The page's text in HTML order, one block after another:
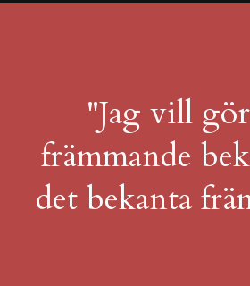
"Jag vill
främmande
det bekanta